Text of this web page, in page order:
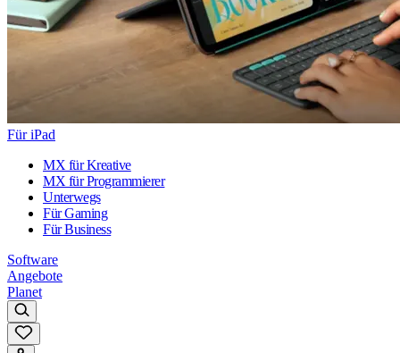
Für iPad
MX für Kreative
MX für Programmierer
Unterwegs
Für Gaming
Für Business
Software
Angebote
Planet